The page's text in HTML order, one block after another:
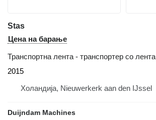
Stas
Цена на барање
Транспортна лента - транспортер со лента
2015
Холандија, Nieuwerkerk aan den IJssel
Duijndam Machines